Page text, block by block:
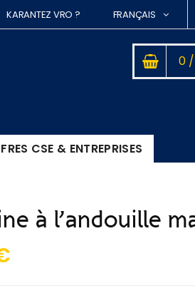
KARANTEZ VRO ? FRANÇAIS
0 /
CSE & ENTREPRISES
à l’andouille